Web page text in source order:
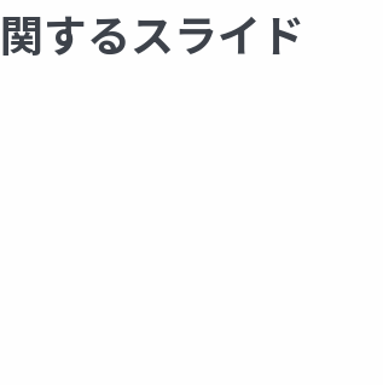
するスライド